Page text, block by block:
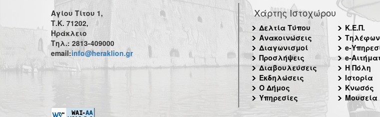
Αγίου Τίτου 1,
Τ.Κ. 71202,
Ηράκλειο
Τηλ.: 2813-409000
email:info@heraklion.gr
Χάρτης Ιστοχώρου
Δελτία Τύπου
Ανακοινώσεις
Διαγωνισμοί
Προσλήψεις
Διαβουλεύσεις
Εκδηλώσεις
Ο Δήμος
Υπηρεσίες
Κ.Ε.Π.
e-
e-
Η Πόλη
Ιστορία
Κνωσός
Μουσεία